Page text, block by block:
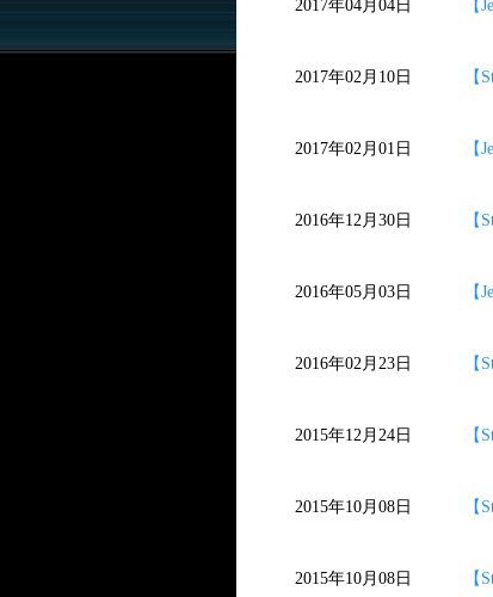
2017年04月04日 【
2017年02月10日 【
2017年02月01日 【
2016年12月30日 【
2016年05月03日 【
2016年02月23日 【
2015年12月24日 【
2015年10月08日 【
2015年10月08日 【